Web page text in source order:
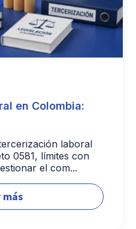
en Colombia:
laboral
0581, límites con
el com...